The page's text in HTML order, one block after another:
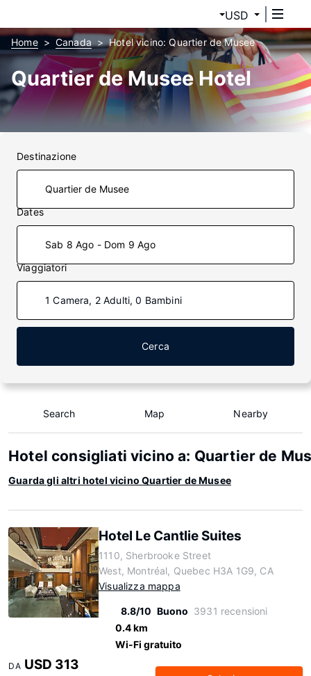
USD
Home Canada Hotel vicino: Quartier de Musee
Quartier de Musee Hotel
Destinazione
Dates
Sab 8 Ago - Dom 9 Ago
Viaggiatori
1 Camera, 2 Adulti, 0 Bambini
Cerca
Search Map Nearby
Hotel consigliati vicino a: Quartier de
Guarda gli altri hotel vicino Quartier de Musee
Hotel Le Cantlie Suites
1110, Sherbrooke Street
West, Montréal, Quebec H3A 1G9, CA
Visualizza mappa
8.8/10 Buono 3931 recensioni
0.4 km
Wi-Fi gratuito
DA USD 313